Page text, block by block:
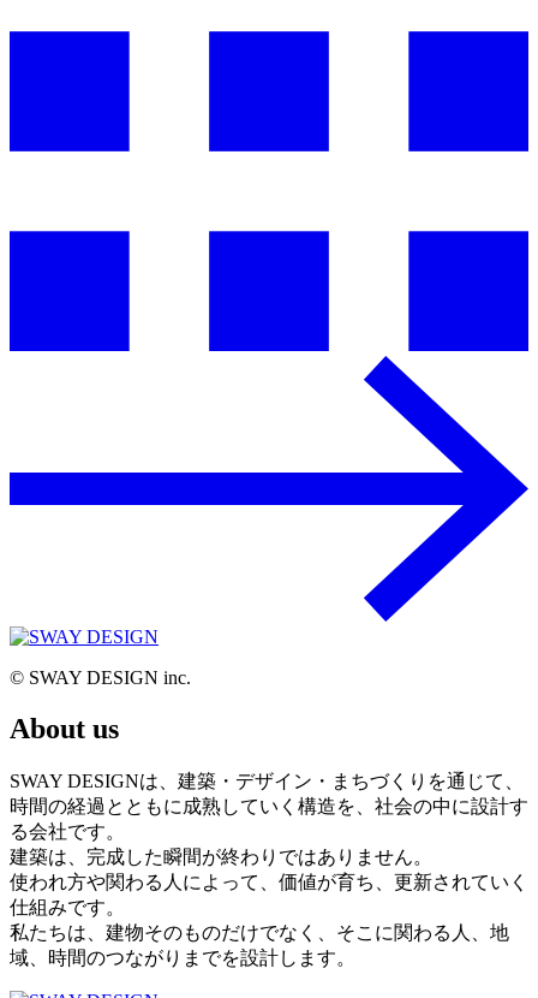
© SWAY DESIGN inc.
About us
SWAY DESIGNは、建築・デザイン・まちづくりを通じて、
時間の経過とともに成熟していく構造を、社会の中に設計す
る会社です。
建築は、完成した瞬間が終わりではありません。
使われ方や関わる人によって、価値が育ち、更新されていく
仕組みです。
私たちは、建物そのものだけでなく、そこに関わる人、地
域、時間のつながりまでを設計します。